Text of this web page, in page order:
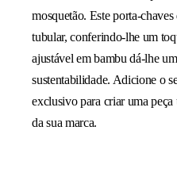
mosquetão. Este porta-chaves
tubular, conferindo-lhe um
ajustável em bambu dá-lhe
sustentabilidade. Adicione o
exclusivo para criar uma
da sua marca.